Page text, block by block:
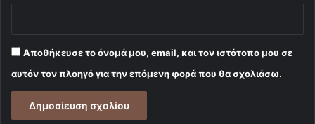
Αποθήκευσε το όνομά μου, email, και τον ιστότοπο μου σε
αυτόν τον πλοηγό για την επόμενη φορά που θα σχολιάσω.